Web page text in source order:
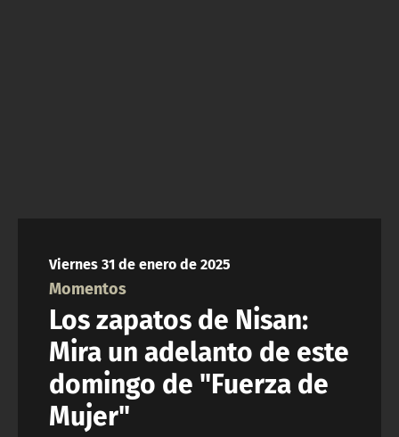
Viernes 31 de enero de 2025
Momentos
Los zapatos de Nisan:
Mira un adelanto de este
domingo de "Fuerza de
Mujer"